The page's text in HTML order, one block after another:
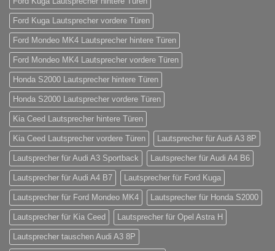
Ford Kuga Lautsprecher vordere Türen
Ford Mondeo MK4 Lautsprecher hintere Türen
Ford Mondeo MK4 Lautsprecher vordere Türen
Honda S2000 Lautsprecher hintere Türen
Honda S2000 Lautsprecher vordere Türen
Kia Ceed Lautsprecher hintere Türen
Kia Ceed Lautsprecher vordere Türen Lautsprecher für Audi A3 8P
Lautsprecher für Audi A3 Sportback Lautsprecher für Audi A4 B6
Lautsprecher für Audi A4 B7 Lautsprecher für Ford Kuga
Lautsprecher für Ford Mondeo MK4 Lautsprecher für Honda S2000
Lautsprecher für Kia Ceed Lautsprecher für Opel Astra H
Lautsprecher tauschen Audi A3 8P